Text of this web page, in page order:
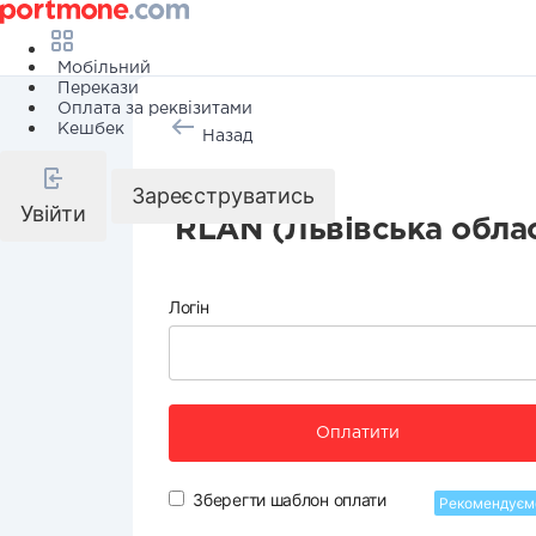
Мобільний
Перекази
Оплата за реквізитами
Кешбек
Увійти
Зареєструватись
Назад
RLAN (Львівська
Логін
Оплатити
Зберегти шаблон оплати